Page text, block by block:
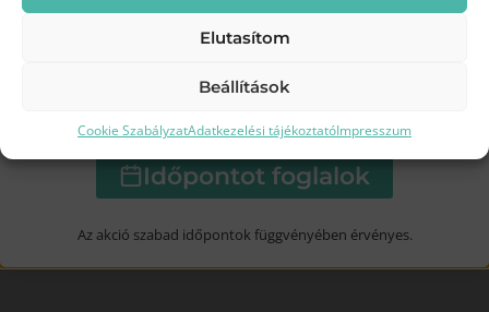
Elutasítom
Beállítások
Cookie SzabályzatAdatkezelési tájékoztatóImpresszum
+36 70 381 5871
+36 70 595 5524
rendelo@egressydental.hu
tisztítás
Modern
technológia
mosoly
Időpontot foglalok
Az akció szabad időpontok függvényében érvényes.